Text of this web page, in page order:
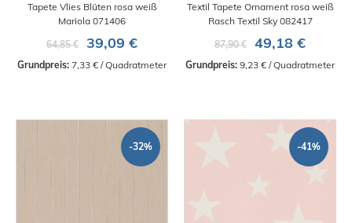
Tapete Vlies Blüten rosa weiß
Mariola 071406
64,85 €
39,09 €
Grundpreis: 7,33 € / Quadratmeter
Textil Tapete Ornament rosa weiß
Rasch Textil Sky 082417
87,90 €
49,18 €
Grundpreis: 9,23 € / Quadratmeter
-32% -41%